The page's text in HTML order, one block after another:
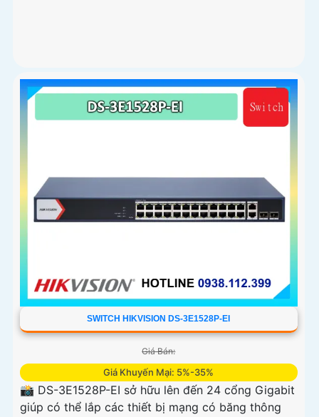
SWITCH HIKVISION DS-3E1528P-EI
Giá Bán:
Giá Khuyến Mại: 5%-35%
📸 DS-3E1528P-EI sở hữu lên đến 24 cổng Gigabit
giúp có thể lắp các thiết bị mạng có băng thông